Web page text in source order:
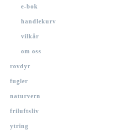
e-bok
handlekurv
vilkår
om oss
rovdyr
fugler
naturvern
friluftsliv
ytring